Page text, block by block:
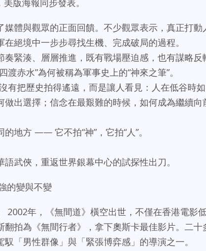
版海報同步發表。
體與觀眾的正面回饋。不少觀眾表示，真正打動
絕境中一步步尋找生機、完成破局的過程。
緊湊、層層推進，既有戰場壓迫感，也有謀略反
赤水”為何被稱為軍事史上的“神來之筆”。
有把歷史拍得遙遠，而是讓人看見：人在低谷時如
出選擇；信念在最艱難的時候，如何成為繼續向
地方 —— 它不拍“神”，它拍“人”。
武俠，重返世界銀幕中心的試探性出刀。
的變與不變
2002年，《無間道》橫空出世，不僅在香港電影
拍為《無間行者》，拿下奧斯卡最佳影片。二十
「男性群像」與「緊張博弈感」的導演之一。